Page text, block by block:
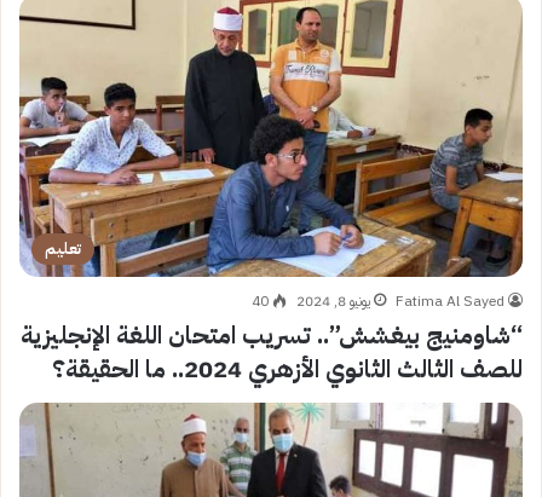
تعليم
Fatima Al Sayed يونيو 8, 2024 40
“شاومنيج بيغشش”.. تسريب امتحان اللغة الإنجليزية
للصف الثالث الثانوي الأزهري 2024.. ما الحقيقة؟